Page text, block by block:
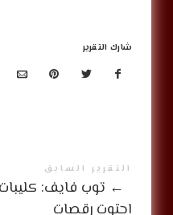
شارك التقرير
التقرير السابق
← توب فايف: كليبات
احتوت رقصات